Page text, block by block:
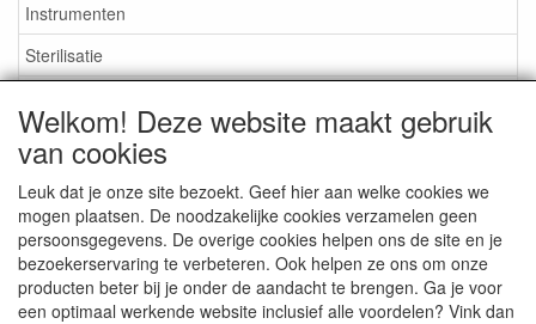
Instrumenten
Sterilisatie
Aktieartikelen
Medisan Trading te Alblasserdam. Alle genoemde prijzen zijn
inclusief BTW enexclusief verzendkostentenzij anders
Welkom! Deze website maakt gebruik
van cookies
Leuk dat je onze site bezoekt. Geef hier aan welke cookies we
mogen plaatsen. De noodzakelijke cookies verzamelen geen
persoonsgegevens. De overige cookies helpen ons de site en je
bezoekerservaring te verbeteren. Ook helpen ze ons om onze
producten beter bij je onder de aandacht te brengen. Ga je voor
een optimaal werkende website inclusief alle voordelen? Vink dan